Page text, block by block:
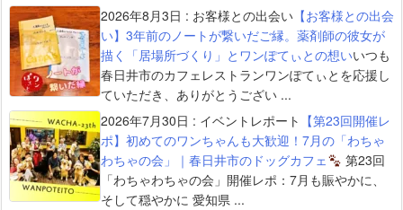
2026年8月3日 : お客様との出会い 【お客様との出会
い】3年前のノートが繋いだご縁。薬剤師の彼女が
描く「居場所づくり」とワンぽてぃとの想いいつも
春日井市のカフェレストランワンぽてぃとを応援し
ていただき、ありがとうござい ...
2026年7月30日 : イベントレポート 【第23回開催レ
ポ】初めてのワンちゃんも大歓迎！7月の「わちゃ
わちゃの会」｜春日井市のドッグカフェ
第23回
「わちゃわちゃの会」開催レポ：7月も賑やかに、
そして穏やかに 愛知県 ...